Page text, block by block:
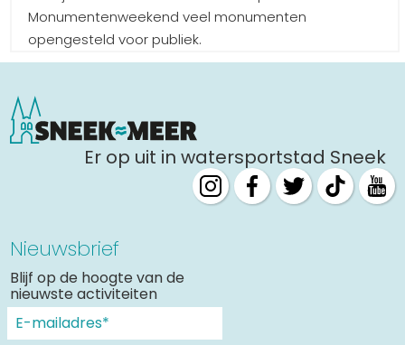
Monumentenweekend veel monumenten
opengesteld voor publiek.
Er op uit in watersportstad Sneek
Nieuwsbrief
Blijf op de hoogte van de
nieuwste activiteiten